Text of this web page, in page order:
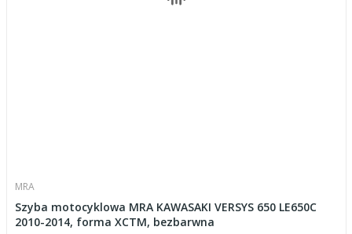
MRA
Szyba motocyklowa MRA KAWASAKI VERSYS 650 LE650C
2010-2014, forma XCTM, bezbarwna